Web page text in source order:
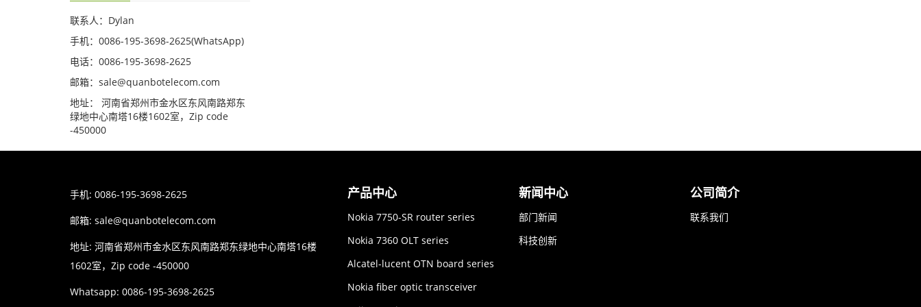
联系人：Dylan
手机：0086-195-3698-2625(WhatsApp)
电话：0086-195-3698-2625
邮箱：sale@quanbotelecom.com
地址： 河南省郑州市金水区东风南路郑东
绿地中心南塔16楼1602室，Zip code
-450000
手机: 0086-195-3698-2625
邮箱: sale@quanbotelecom.com
地址: 河南省郑州市金水区东风南路郑东绿地中心南塔16楼
1602室，Zip code -450000
Whatsapp: 0086-195-3698-2625
产品中心
Nokia 7750-SR router series
Nokia 7360 OLT series
Alcatel-lucent OTN board series
Nokia fiber optic transceiver
新闻中心
部门新闻
科技创新
公司简介
联系我们